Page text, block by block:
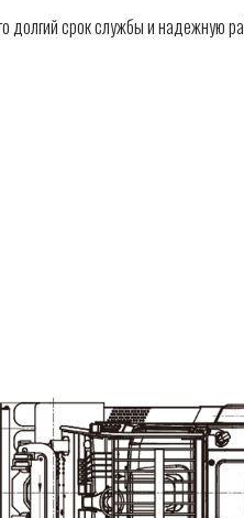
долгий срок службы и надежную